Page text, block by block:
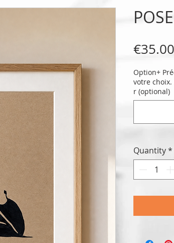
€35.00
Option+
votre
r (optional)
Quantity*